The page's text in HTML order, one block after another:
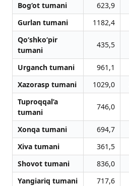
Bog‘ot tumani
623,9
Gurlan tumani
1182,4
Qo‘shko‘pir
tumani
435,5
Urganch tumani 961,1
Xazorasp tumani
1029,0
Tuproqqal’a
tumani
746,0
Xonqa tumani 694,7
Xiva tumani
361,5
Shovot tumani
836,0
Yangiariq tumani
717,6